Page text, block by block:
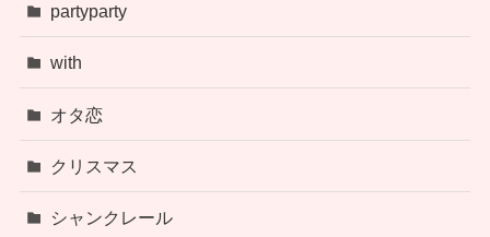
partyparty
with
オタ恋
クリスマス
シャンクレール